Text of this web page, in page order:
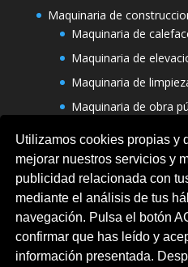
Utilizamos cookies propias y
mejorar nuestros servicios y
publicidad relacionada con
mediante el análisis de tus
navegación. Pulsa el botón
confirmar que has leído y
información presentada.
Maquinaria de
Maquinaria de
Maquinaria de
Maquinaria de
Maquinaria de obra
Varias maquinarias
Aviso legal Ofertas
Politica de